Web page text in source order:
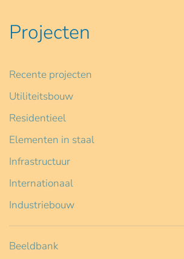
Projecten
Recente projecten
Utiliteitsbouw
Residentieel
Elementen in staal
Infrastructuur
Internationaal
Industriebouw
Beeldbank